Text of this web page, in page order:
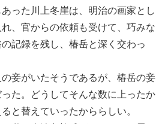
った川上冬崖は、明治の画家とし
、官からの依頼も受けて、巧みな
記録を残し、椿岳と深く交わっ
妾がいたそうであるが、椿岳の妾
た。どうしてそんな数に上ったか
と替えていったかららしい。